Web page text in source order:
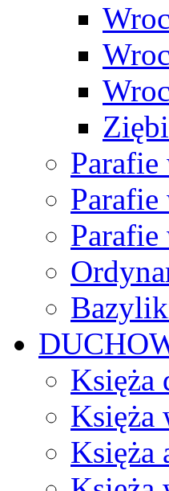
Księża
Księża
Księża